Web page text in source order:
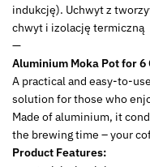
indukcję). Uchwyt z
chwyt i izolację termiczną
—
Aluminium Moka Pot for 6
A practical and easy-to-
solution for those who
Made of aluminium, it
the brewing time – your
Product Features: